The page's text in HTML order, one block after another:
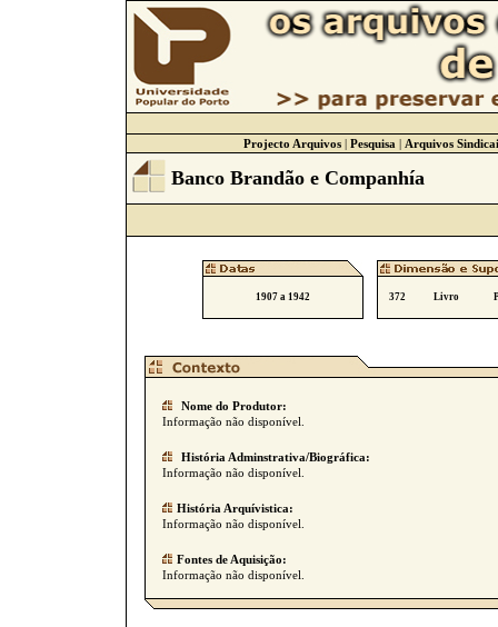
Projecto Arquivos| Pesquisa | Arquivos
Banco Brandão e Companhía
1907 a 1942 372 Livro
Nome do Produtor:
Informação não disponível.
História Adminstrativa/Biográfica:
Informação não disponível.
História Arquívistica:
Informação não disponível.
Fontes de Aquisição:
Informação não disponível.